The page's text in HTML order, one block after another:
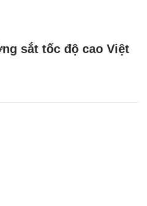
sắt tốc độ cao Việt